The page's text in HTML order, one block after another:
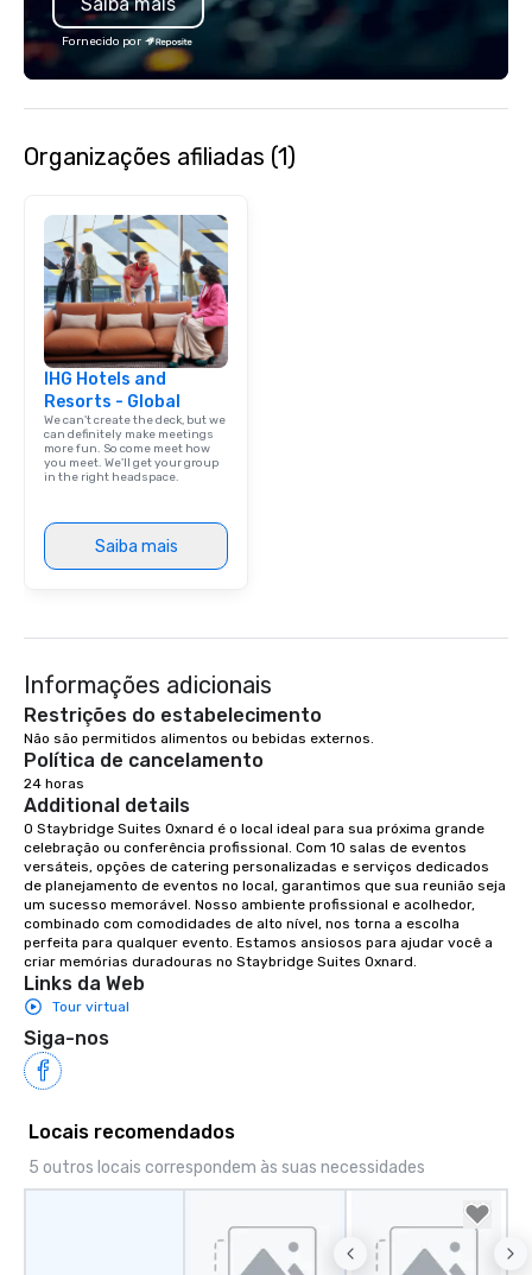
Fornecido por
Organizações afiliadas (1)
IHG Hotels and
Resorts - Global
We can't create the deck, but we
can definitely make meetings
more fun. So come meet how
you meet. We'll get your group
in the right headspace.
Saiba mais
Informações adicionais
Restrições do estabelecimento
Não são permitidos alimentos ou bebidas externos.
Política de cancelamento
24 horas
Additional details
O Staybridge Suites Oxnard é o local ideal para sua próxima grande
celebração ou conferência profissional. Com 10 salas de eventos
versáteis, opções de catering personalizadas e serviços dedicados
de planejamento de eventos no local, garantimos que sua reunião seja
um sucesso memorável. Nosso ambiente profissional e acolhedor,
combinado com comodidades de alto nível, nos torna a escolha
perfeita para qualquer evento. Estamos ansiosos para ajudar você a
criar memórias duradouras no Staybridge Suites Oxnard.
Links da Web
Tour virtual
Siga-nos
Locais recomendados
5 outros locais correspondem às suas necessidades